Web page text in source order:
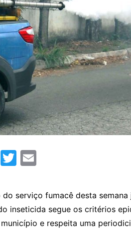
F
T
itt
er
ai
l
do serviço fumacê desta
inseticida segue os critérios
e respeita uma